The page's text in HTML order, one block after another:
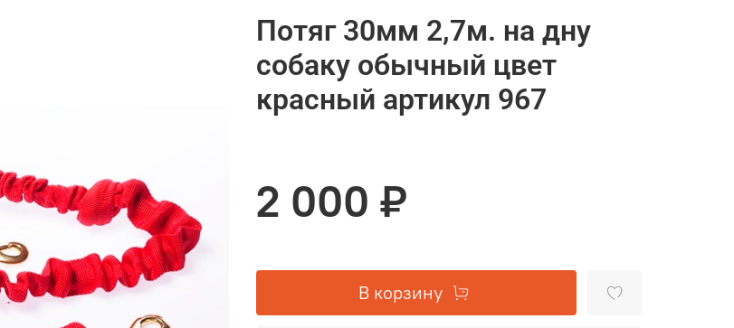
Потяг 30мм 2,7м. на дну
собаку обычный цвет
красный артикул 967
2 000 ₽
В корзину